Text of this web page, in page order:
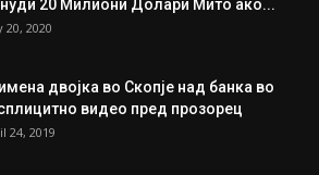
20 Милиони Долари Мито ако...
20, 2020
двојка во Скопје над банка во
видео пред прозорец
24, 2019